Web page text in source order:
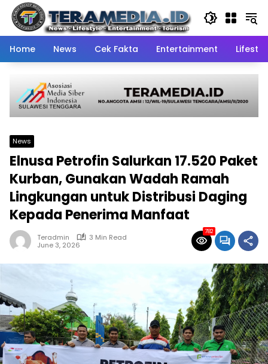
Skip
content
Home
News Cek Fakta Entertainment
News
Elnusa Petrofin Salurkan 17.520 Paket
Kurban, Gunakan Wadah Ramah
Lingkungan untuk Distribusi Daging
Kepada Penerima Manfaat
Teradmin
3 Min Read
June 3, 2026
782